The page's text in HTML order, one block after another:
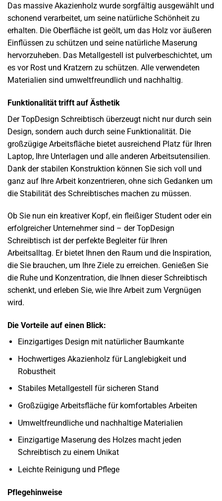
Das massive Akazienholz wurde sorgfältig ausgewählt und
schonend verarbeitet, um seine natürliche Schönheit zu
erhalten. Die Oberfläche ist geölt, um das Holz vor äußeren
Einflüssen zu schützen und seine natürliche Maserung
hervorzuheben. Das Metallgestell ist pulverbeschichtet, um
es vor Rost und Kratzern zu schützen. Alle verwendeten
Materialien sind umweltfreundlich und nachhaltig.
Funktionalität trifft auf Ästhetik
Der TopDesign Schreibtisch überzeugt nicht nur durch sein
Design, sondern auch durch seine Funktionalität. Die
großzügige Arbeitsfläche bietet ausreichend Platz für Ihren
Laptop, Ihre Unterlagen und alle anderen Arbeitsutensilien.
Dank der stabilen Konstruktion können Sie sich voll und
ganz auf Ihre Arbeit konzentrieren, ohne sich Gedanken um
die Stabilität des Schreibtisches machen zu müssen.
Ob Sie nun ein kreativer Kopf, ein fleißiger Student oder ein
erfolgreicher Unternehmer sind – der TopDesign
Schreibtisch ist der perfekte Begleiter für Ihren
Arbeitsalltag. Er bietet Ihnen den Raum und die Inspiration,
die Sie brauchen, um Ihre Ziele zu erreichen. Genießen Sie
die Ruhe und Konzentration, die Ihnen dieser Schreibtisch
schenkt, und erleben Sie, wie Ihre Arbeit zum Vergnügen
wird.
Die Vorteile auf einen Blick:
Einzigartiges Design mit natürlicher Baumkante
Hochwertiges Akazienholz für Langlebigkeit und
Robustheit
Stabiles Metallgestell für sicheren Stand
Großzügige Arbeitsfläche für komfortables Arbeiten
Umweltfreundliche und nachhaltige Materialien
Einzigartige Maserung des Holzes macht jeden
Schreibtisch zu einem Unikat
Leichte Reinigung und Pflege
Pflegehinweise